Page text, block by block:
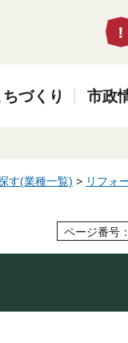
づくり 市政
す(業種一覧) > リフォ
ページ番号